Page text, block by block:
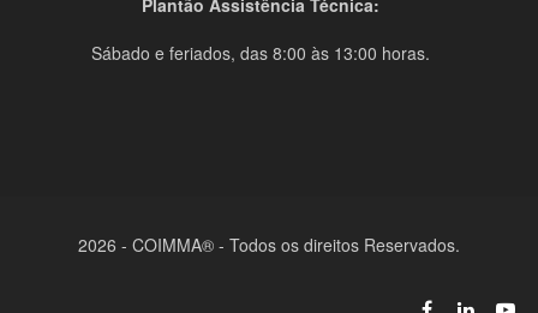
Sábado e feriados, das 8:00 às 13:00 horas.
2026 - COIMMA® - Todos os direitos Reservados.